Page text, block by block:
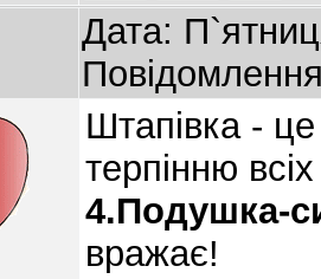
Дата:
Штапівка -
терпінню
4.Подушка-
вражає!